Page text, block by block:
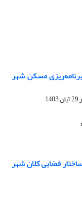
برنامه‌ریزی مسکن شهر
29 آبان 1403
فضایی کلان شهر